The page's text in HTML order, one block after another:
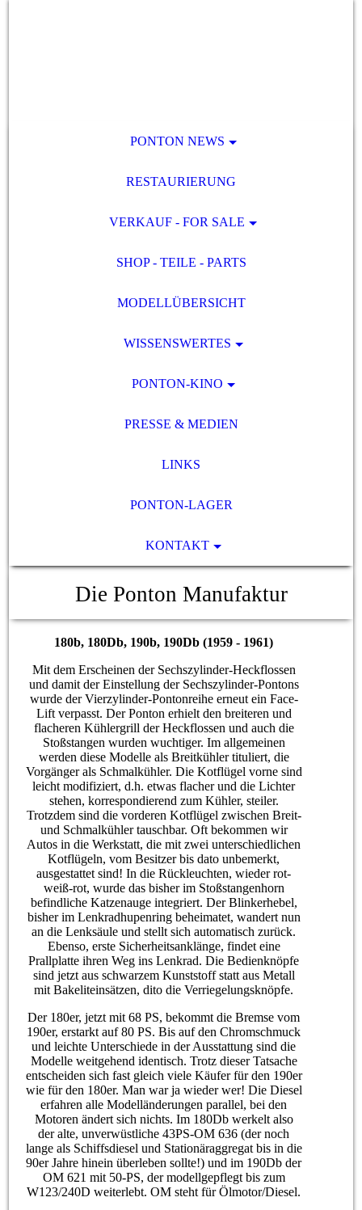
PONTON NEWS
RESTAURIERUNG
VERKAUF - FOR SALE
SHOP - TEILE - PARTS
MODELLÜBERSICHT
WISSENSWERTES
PONTON-KINO
PRESSE & MEDIEN
LINKS
PONTON-LAGER
KONTAKT
Die Ponton Manufaktur
180b, 180Db, 190b, 190Db (1959 - 1961)
Mit dem Erscheinen der Sechszylinder-Heckflossen
und damit der Einstellung der Sechszylinder-Pontons
wurde der Vierzylinder-Pontonreihe erneut ein Face-
Lift verpasst. Der Ponton erhielt den breiteren und
flacheren Kühlergrill der Heckflossen und auch die
Stoßstangen wurden wuchtiger. Im allgemeinen
werden diese Modelle als Breitkühler tituliert, die
Vorgänger als Schmalkühler. Die Kotflügel vorne sind
leicht modifiziert, d.h. etwas flacher und die Lichter
stehen, korrespondierend zum Kühler, steiler.
Trotzdem sind die vorderen Kotflügel zwischen Breit-
und Schmalkühler tauschbar. Oft bekommen wir
Autos in die Werkstatt, die mit zwei unterschiedlichen
Kotflügeln, vom Besitzer bis dato unbemerkt,
ausgestattet sind! In die Rückleuchten, wieder rot-
weiß-rot, wurde das bisher im Stoßstangenhorn
befindliche Katzenauge integriert. Der Blinkerhebel,
bisher im Lenkradhupenring beheimatet, wandert nun
an die Lenksäule und stellt sich automatisch zurück.
Ebenso, erste Sicherheitsanklänge, findet eine
Prallplatte ihren Weg ins Lenkrad. Die Bedienknöpfe
sind jetzt aus schwarzem Kunststoff statt aus Metall
mit Bakeliteinsätzen, dito die Verriegelungsknöpfe.
Der 180er, jetzt mit 68 PS, bekommt die Bremse vom
190er, erstarkt auf 80 PS. Bis auf den Chromschmuck
und leichte Unterschiede in der Ausstattung sind die
Modelle weitgehend identisch. Trotz dieser Tatsache
entscheiden sich fast gleich viele Käufer für den 190er
wie für den 180er. Man war ja wieder wer! Die Diesel
erfahren alle Modelländerungen parallel, bei den
Motoren ändert sich nichts. Im 180Db werkelt also
der alte, unverwüstliche 43PS-OM 636 (der noch
lange als Schiffsdiesel und Stationäraggregat bis in die
90er Jahre hinein überleben sollte!) und im 190Db der
OM 621 mit 50-PS, der modellgepflegt bis zum
W123/240D weiterlebt. OM steht für Ölmotor/Diesel.